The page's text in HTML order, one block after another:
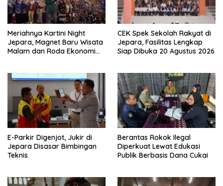
Meriahnya Kartini Night
Jepara, Magnet Baru Wisata
Malam dan Roda Ekonomi
CEK Spek Sekolah Rakyat di
Jepara, Fasilitas Lengkap
Siap Dibuka 20 Agustus 2026
E-Parkir Digenjot, Jukir di
Jepara Disasar Bimbingan
Teknis
Berantas Rokok Ilegal
Diperkuat Lewat Edukasi
Publik Berbasis Dana Cukai